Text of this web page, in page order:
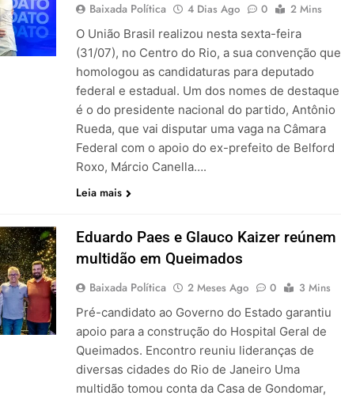
Baixada Política 4 Dias Ago 0
2 Mins
O União Brasil realizou nesta sexta-feira
(31/07), no Centro do Rio, a sua convenção que
homologou as candidaturas para deputado
federal e estadual. Um dos nomes de destaque
é o do presidente nacional do partido, Antônio
Rueda, que vai disputar uma vaga na Câmara
Federal com o apoio do ex-prefeito de Belford
Roxo, Márcio Canella….
Leia mais
Eduardo Paes e Glauco Kaizer reúnem
multidão em Queimados
Baixada Política 2 Meses Ago 0
3 Mins
Pré-candidato ao Governo do Estado garantiu
apoio para a construção do Hospital Geral de
Queimados. Encontro reuniu lideranças de
diversas cidades do Rio de Janeiro Uma
multidão tomou conta da Casa de Gondomar,